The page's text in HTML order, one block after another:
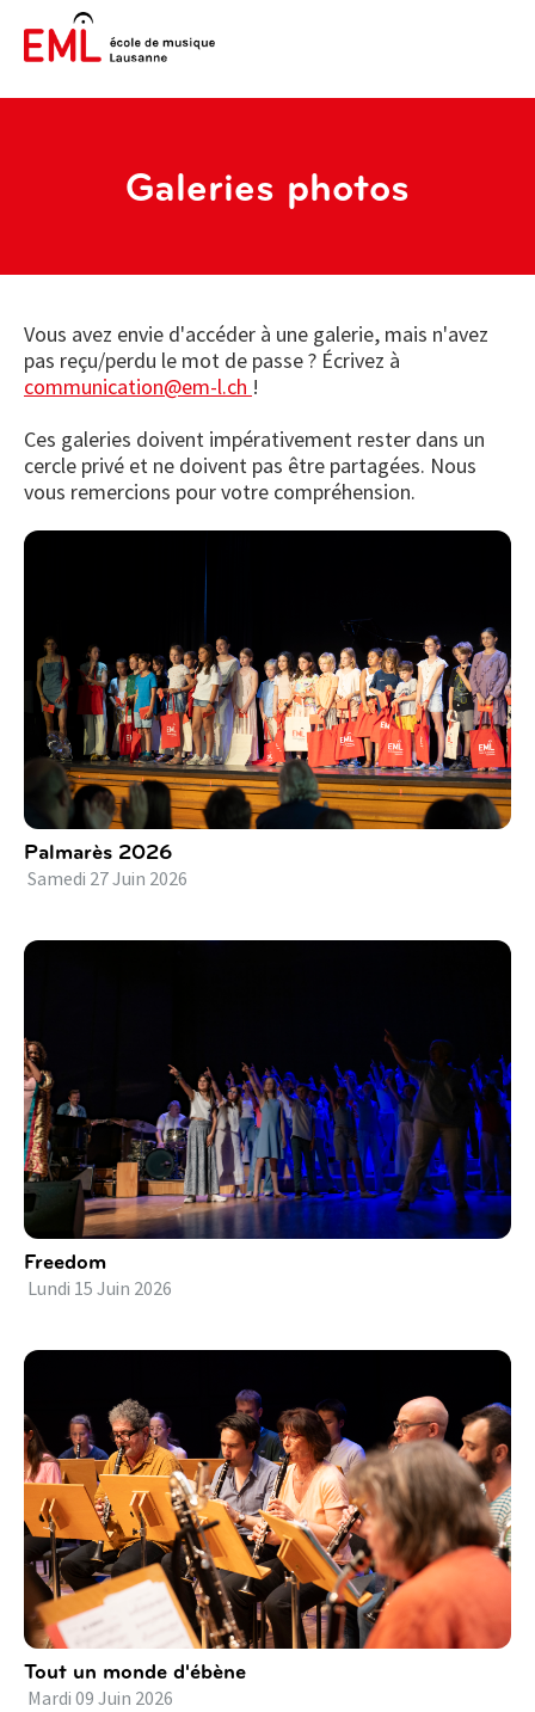
Galeries photos
Vous avez envie d'accéder à une galerie, mais n'avez
pas reçu/perdu le mot de passe ? Écrivez à
communication@em-l.ch !
Ces galeries doivent impérativement rester dans un
cercle privé et ne doivent pas être partagées. Nous
vous remercions pour votre compréhension.
Palmarès 2026
Samedi 27Juin 2026
Freedom
Lundi 15 Juin 2026
Tout un monde d'ébène
Mardi 09 Juin 2026